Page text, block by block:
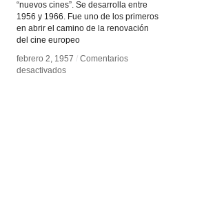
“nuevos cines”. Se desarrolla entre
1956 y 1966. Fue uno de los primeros
en abrir el camino de la renovación
del cine europeo
febrero 2, 1957 / Comentarios
desactivadosen
febrero 2, 1957 / Comentarios
desactivadosen